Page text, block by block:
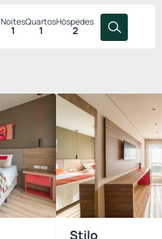
Noites
1
Quartos
1
Hóspedes
2
Stilo